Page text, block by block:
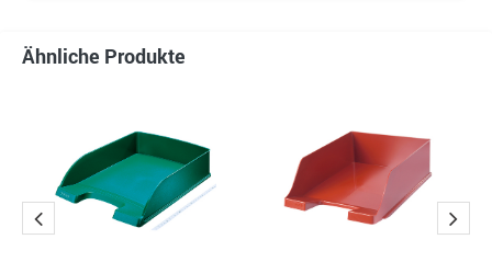
Ähnliche Produkte